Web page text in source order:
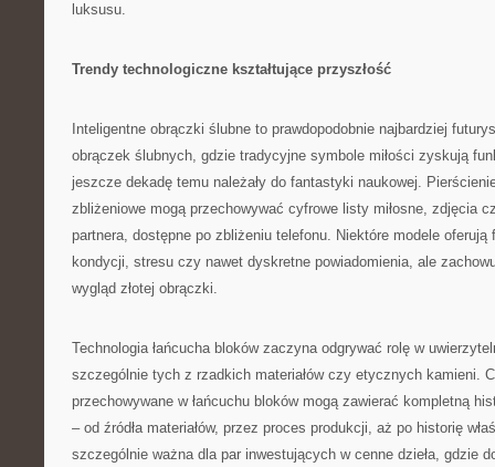
luksusu.
Trendy technologiczne kształtujące przyszłość
Inteligentne obrączki ślubne to prawdopodobnie najbardziej
obrączek ślubnych, gdzie tradycyjne symbole miłości zyskują
jeszcze dekadę temu należały do fantastyki naukowej.
zbliżeniowe mogą przechowywać cyfrowe listy miłosne, zdjęcia
partnera, dostępne po zbliżeniu telefonu. Niektóre modele oferują
kondycji, stresu czy nawet dyskretne powiadomienia, ale
wygląd złotej obrączki.
Technologia łańcucha bloków zaczyna odgrywać rolę w
szczególnie tych z rzadkich materiałów czy etycznych kamieni.
przechowywane w łańcuchu bloków mogą zawierać kompletną
– od źródła materiałów, przez proces produkcji, aż po historię
szczególnie ważna dla par inwestujących w cenne dzieła, gdzie